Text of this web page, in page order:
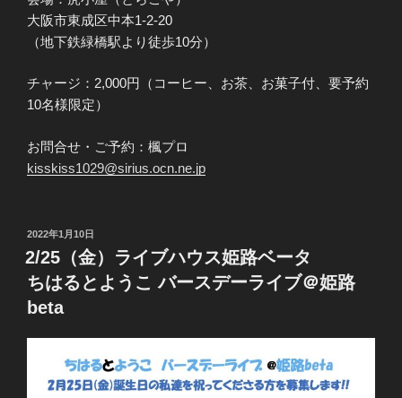
大阪市東成区中本1-2-20
（地下鉄緑橋駅より徒歩10分）
チャージ：2,000円（コーヒー、お茶、お菓子付、要予約
10名様限定）
お問合せ・ご予約：楓プロ
kisskiss1029@sirius.ocn.ne.jp
投
稿
日:
2022年1月10日
2/25（金）ライブハウス姫路ベータ
ちはるとようこ バースデーライブ＠姫路
beta